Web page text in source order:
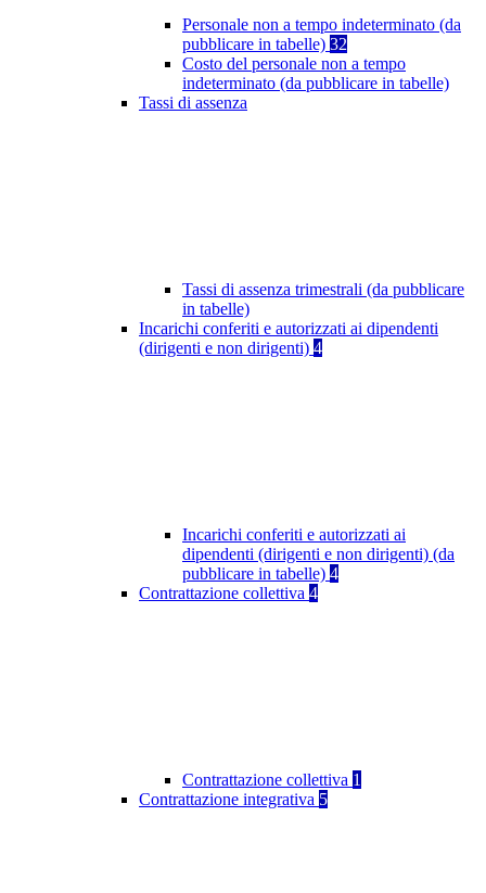
Personale non a tempo indeterminato (da
pubblicare in tabelle) 32
Costo del personale non a tempo
indeterminato (da pubblicare in tabelle)
Tassi di assenza
Tassi di assenza trimestrali (da pubblicare
in tabelle)
Incarichi conferiti e autorizzati ai dipendenti
(dirigenti e non dirigenti) 4
Incarichi conferiti e autorizzati ai
dipendenti (dirigenti e non dirigenti) (da
pubblicare in tabelle) 4
Contrattazione collettiva 4
Contrattazione collettiva 1
Contrattazione integrativa 5